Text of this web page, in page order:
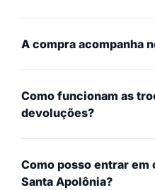
A compra acompanha
Como funcionam as
devoluções?
Como posso entrar em
Santa Apolônia?